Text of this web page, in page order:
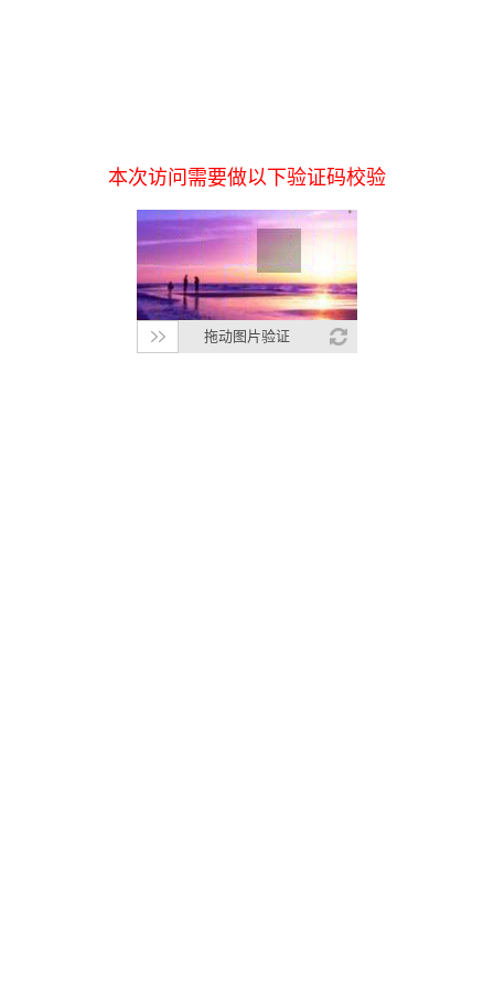
本次访问需要做以下验证码校验
拖动图片验证